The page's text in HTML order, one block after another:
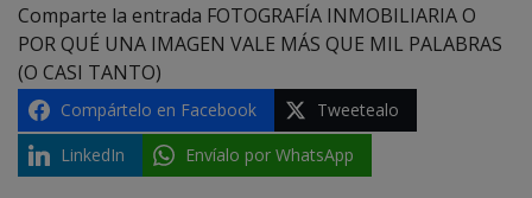
Comparte la entrada FOTOGRAFÍA INMOBILIARIA O
POR QUÉ UNA IMAGEN VALE MÁS QUE MIL PALABRAS
(O CASI TANTO)
Compártelo en Facebook
Tweetealo
LinkedIn
Envíalo por WhatsApp